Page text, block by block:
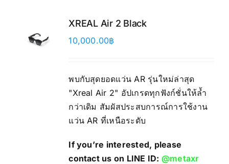
XREAL Air 2 Black
10,000.00฿
พบกับสุดยอดแว่น AR รุ่นใหม่ล่าสุด
"Xreal Air 2" อัปเกรดทุกฟังก์ชั่นให้ล้ำ
กว่าเดิม สัมผัสประสบการณ์การใช้งาน
แว่น AR ที่เหนือระดับ
If you’re interested, please
contact us on LINE ID: @metaxr